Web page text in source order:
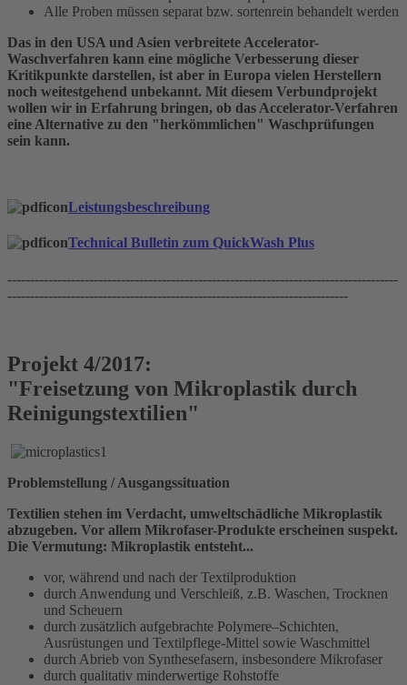
Alle Proben müssen separat bzw. sortenrein behandelt werden
Das in den USA und Asien verbreitete Accelerator-
Waschverfahren kann eine mögliche Verbesserung dieser
Kritikpunkte darstellen, ist aber in Europa vielen Herstellern
noch weitestgehend unbekannt. Mit diesem Verbundprojekt
wollen wir in Erfahrung bringen, ob das Accelerator-Verfahren
eine Alternative zu den "herkömmlichen" Waschprüfungen
sein kann.
Leistungsbeschreibung
Technical Bulletin zum QuickWash Plus
--------------------------------------------------------------------------------------
---------------------------------------------------------------------------
Projekt 4/2017:
"Freisetzung von Mikroplastik durch
Reinigungstextilien"
Problemstellung / Ausgangssituation
Textilien stehen im Verdacht, umweltschädliche Mikroplastik
abzugeben. Vor allem Mikrofaser-Produkte erscheinen suspekt.
Die Vermutung: Mikroplastik entsteht...
vor, während und nach der Textilproduktion
durch Anwendung und Verschleiß, z.B. Waschen, Trocknen
und Scheuern
durch zusätzlich aufgebrachte Polymere–Schichten,
Ausrüstungen und Textilpflege-Mittel sowie Waschmittel
durch Abrieb von Synthesefasern, insbesondere Mikrofaser
durch qualitativ minderwertige Rohstoffe